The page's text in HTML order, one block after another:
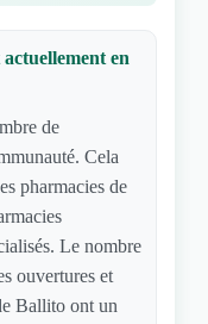
en
de
Cela
pharmacies de
Le nombre
ouvertures et
Ballito ont un